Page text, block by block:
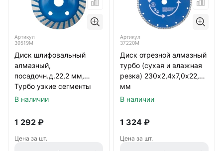
Артикул
39519М
Диск шлифовальный
алмазный,
посадочн.д.22,2 мм,
Турбо узкие сегменты
125мм
В наличии
1 292 ₽
Цена за шт.
Артикул
37220М
Диск отрезной алмазный
турбо (сухая и влажная
резка) 230х2,4х7,0х22,2
мм
В наличии
1 324 ₽
Цена за шт.